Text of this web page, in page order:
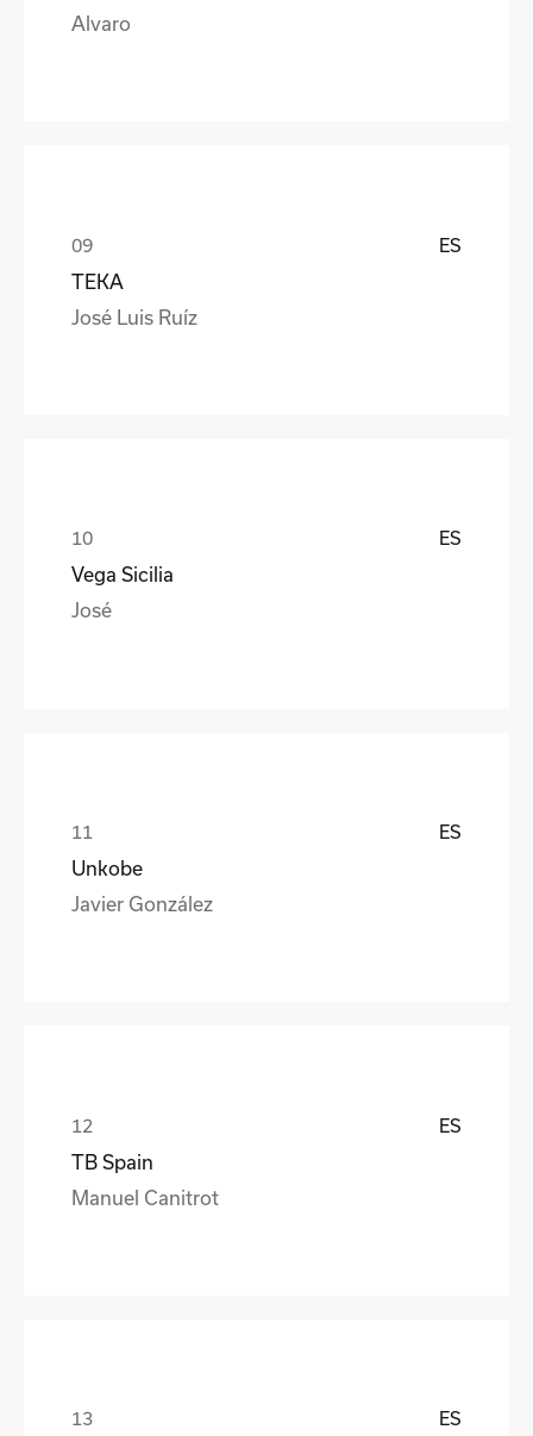
Alvaro
ES
TEKA
José Luis Ruíz
ES
Vega Sicilia
José
ES
Unkobe
Javier González
ES
TB Spain
Manuel Canitrot
ES